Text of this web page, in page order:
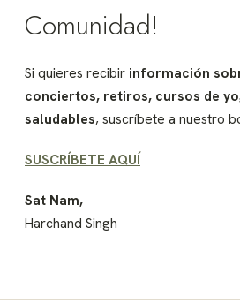
Comunidad!
Si quieres recibir información
conciertos, retiros, cursos de
saludables, suscríbete a nuestro
SUSCRÍBETE AQUÍ
Sat Nam,
Harchand Singh